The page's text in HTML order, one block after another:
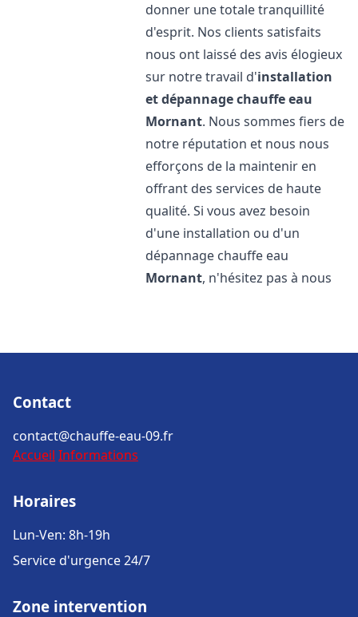
donner une totale tranquillité
d'esprit. Nos clients satisfaits
nous ont laissé des avis élogieux
sur notre travail d'installation
et dépannage chauffe eau
Mornant. Nous sommes fiers de
notre réputation et nous nous
efforçons de la maintenir en
offrant des services de haute
qualité. Si vous avez besoin
d'une installation ou d'un
dépannage chauffe eau
Mornant, n'hésitez pas à nous
Contact
contact@chauffe-eau-09.fr
Accueil Informations
Horaires
Lun-Ven: 8h-19h
Service d'urgence 24/7
Zone intervention